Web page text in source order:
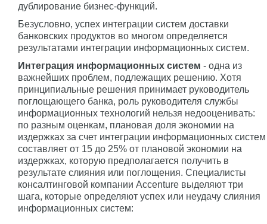
дублирование бизнес-функций.
Безусловно, успех интеграции систем доставки
банковских продуктов во многом определяется
результатами интеграции информационных систем.
Интеграция информационных систем - одна из
важнейших проблем, подлежащих решению. Хотя
принципиальные решения принимает руководитель
поглощающего банка, роль руководителя службы
информационных технологий нельзя недооценивать:
по разным оценкам, плановая доля экономии на
издержках за счет интеграции информационных систем
составляет от 15 до 25% от плановой экономии на
издержках, которую предполагается получить в
результате слияния или поглощения. Специалисты
консалтинговой компании Accenture выделяют три
шага, которые определяют успех или неудачу слияния
информационных систем: